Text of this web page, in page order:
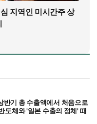
지역인 미시간주 상
반기 총 수출액에서 처음으로
도체와 '일본 수출의 정체' 때